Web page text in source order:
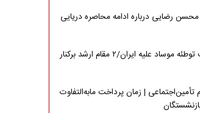
رضایی درباره ادامه محاصره دریایی
شکست توطئه موساد علیه ایران/۲ مقام‌ ارشد برکنار
تأمین‌اجتماعی | زمان پرداخت مابه‌التفاوت